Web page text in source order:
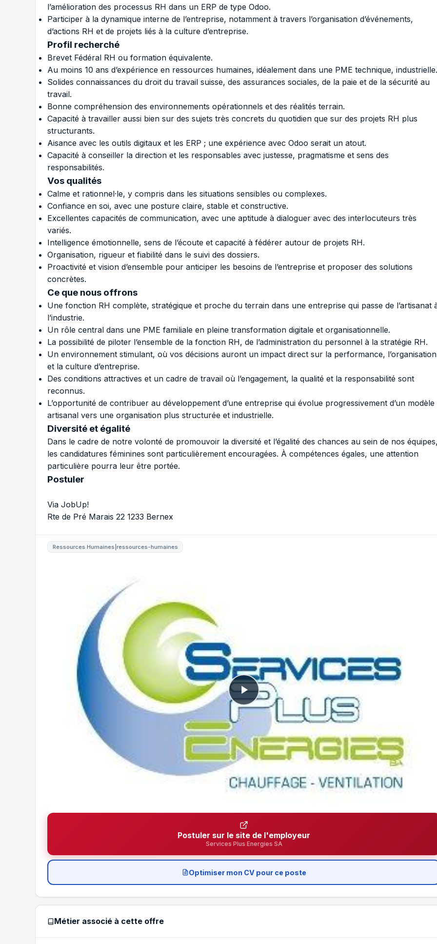
l’amélioration des processus RH dans un ERP de type Odoo.
Participer à la dynamique interne de l’entreprise, notamment à travers l’organisation d’événements,
d’actions RH et de projets liés à la culture d’entreprise.
Profil recherché
Brevet Fédéral RH ou formation équivalente.
Au moins 10 ans d’expérience en ressources humaines, idéalement dans une PME technique, industrielle.
Solides connaissances du droit du travail suisse, des assurances sociales, de la paie et de la sécurité au
travail.
Bonne compréhension des environnements opérationnels et des réalités terrain.
Capacité à travailler aussi bien sur des sujets très concrets du quotidien que sur des projets RH plus
structurants.
Aisance avec les outils digitaux et les ERP ; une expérience avec Odoo serait un atout.
Capacité à conseiller la direction et les responsables avec justesse, pragmatisme et sens des
responsabilités.
Vos qualités
Calme et rationnel·le, y compris dans les situations sensibles ou complexes.
Confiance en soi, avec une posture claire, stable et constructive.
Excellentes capacités de communication, avec une aptitude à dialoguer avec des interlocuteurs très
variés.
Intelligence émotionnelle, sens de l’écoute et capacité à fédérer autour de projets RH.
Organisation, rigueur et fiabilité dans le suivi des dossiers.
Proactivité et vision d’ensemble pour anticiper les besoins de l’entreprise et proposer des solutions
concrètes.
Ce que nous offrons
Une fonction RH complète, stratégique et proche du terrain dans une entreprise qui passe de l’artisanat
l’industrie.
Un rôle central dans une PME familiale en pleine transformation digitale et organisationnelle.
La possibilité de piloter l’ensemble de la fonction RH, de l’administration du personnel à la stratégie RH.
Un environnement stimulant, où vos décisions auront un impact direct sur la performance, l’organisation
et la culture d’entreprise.
Des conditions attractives et un cadre de travail où l’engagement, la qualité et la responsabilité sont
reconnus.
L’opportunité de contribuer au développement d’une entreprise qui évolue progressivement d’un modèle
artisanal vers une organisation plus structurée et industrielle.
Diversité et égalité
Dans le cadre de notre volonté de promouvoir la diversité et l’égalité des chances au sein de nos
les candidatures féminines sont particulièrement encouragées. À compétences égales, une attention
particulière pourra leur être portée.
Postuler
Via JobUp!
Rte de Pré Marais 22 1233 Bernex
Ressources Humaines|ressources-humaines
Postuler sur le site de l'employeur
Services Plus Energies SA
Optimiser mon CV pour ce poste
Métier associé à cette offre